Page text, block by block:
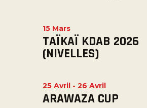
TAÏKAÏ KDAB 2026
(NIVELLES)
15 Mars
ARAWAZA CUP
25 Avril - 26 Avril